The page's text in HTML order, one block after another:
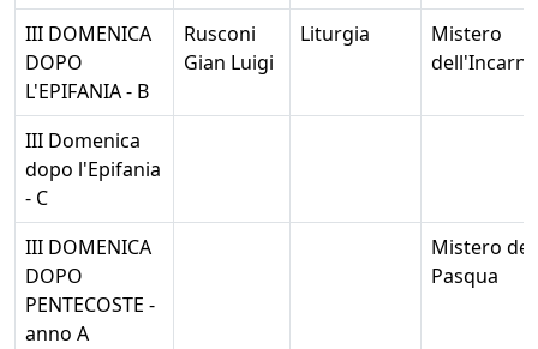
III DOMENICA
DOPO
L'EPIFANIA - B
Rusconi
Gian Luigi
Liturgia
Mistero
III Domenica
dopo l'Epifania
- C
III DOMENICA
DOPO
PENTECOSTE -
anno A
Mistero
Pasqua